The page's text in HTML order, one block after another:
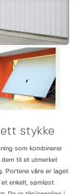
stykke
som kombinerer
til et utmerket
Portene våre er laget
enkelt, sømløst